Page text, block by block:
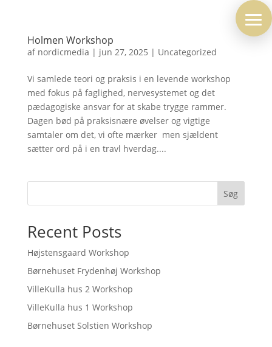
Holmen Workshop
af nordicmedia | jun 27, 2025 | Uncategorized
Vi samlede teori og praksis i en levende workshop
med fokus på faglighed, nervesystemet og det
pædagogiske ansvar for at skabe trygge rammer.
Dagen bød på praksisnære øvelser og vigtige
samtaler om det, vi ofte mærker  men sjældent
sætter ord på i en travl hverdag....
Søg
Recent Posts
Højstensgaard Workshop
Børnehuset Frydenhøj Workshop
VilleKulla hus 2 Workshop
VilleKulla hus 1 Workshop
Børnehuset Solstien Workshop